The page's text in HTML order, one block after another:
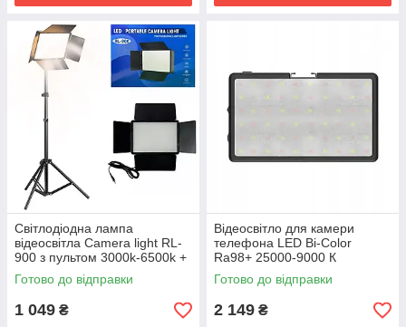
Світлодіодна лампа
відеосвітла Camera light RL-
900 з пультом 3000k-6500k +
Штатив
Готово до відправки
1 049 ₴
Відеосвітло для камери
телефона LED Bi-Color
Ra98+ 25000-9000 К
COLBOR PL8B
Готово до відправки
2 149 ₴